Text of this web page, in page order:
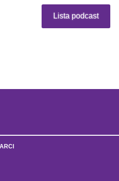
Lista podcast